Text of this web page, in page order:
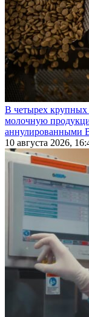
В четырех крупных
молочную
аннулированными
10 августа 2026,